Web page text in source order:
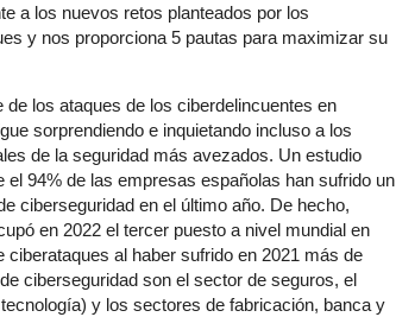
a los nuevos retos planteados por los
y nos proporciona 5 pautas para maximizar su
de los ataques de los ciberdelincuentes en
sorprendiendo e inquietando incluso a los
de la seguridad más avezados. Un estudio
el 94% de las empresas españolas han sufrido un
ciberseguridad en el último año. De hecho,
en 2022 el tercer puesto a nivel mundial en
ciberataques al haber sufrido en 2021 más de
ciberseguridad son el sector de seguros, el
y los sectores de fabricación, banca y